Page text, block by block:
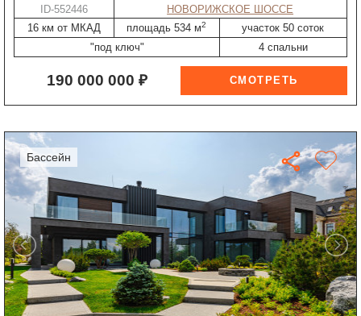
ID-552446
НОВОРИЖСКОЕ ШОССЕ
16 км от МКАД
площадь 534 м2
участок 50 соток
"под ключ"
4 спальни
190 000 000 ₽
бассейн